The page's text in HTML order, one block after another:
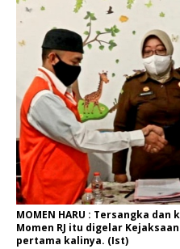
MOMEN HARU : Tersangka
Momen RJ itu digelar
pertama kalinya. (Ist)